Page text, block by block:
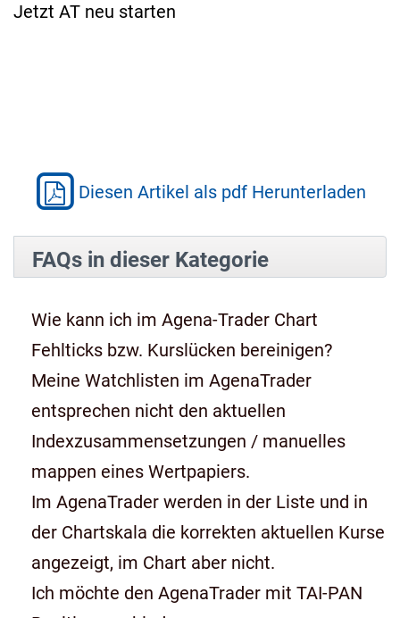
Jetzt AT neu starten
Diesen Artikel als pdf Herunterladen
FAQs in dieser Kategorie
Wie kann ich im Agena-Trader Chart
Fehlticks bzw. Kurslücken bereinigen?
Meine Watchlisten im AgenaTrader
entsprechen nicht den aktuellen
Indexzusammensetzungen / manuelles
mappen eines Wertpapiers.
Im AgenaTrader werden in der Liste und in
der Chartskala die korrekten aktuellen Kurse
angezeigt, im Chart aber nicht.
Ich möchte den AgenaTrader mit TAI-PAN